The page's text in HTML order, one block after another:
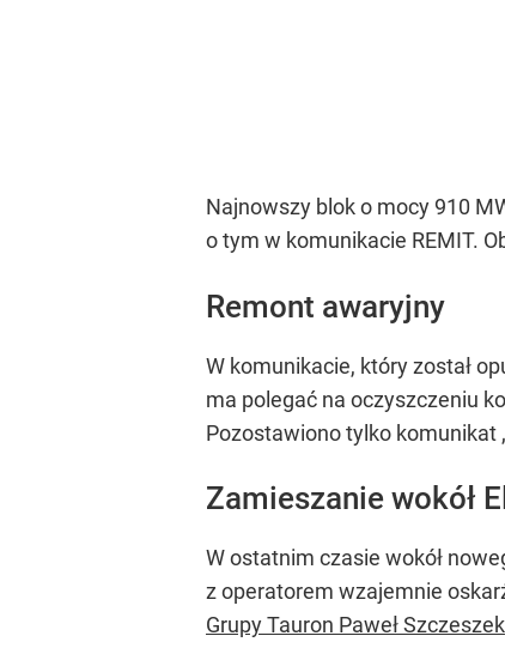
Najnowszy blok o mocy 910
o tym w komunikacie REMIT.
Remont awaryjny
W komunikacie, który został
ma polegać na oczyszczeniu
Pozostawiono tylko komunikat
Zamieszanie wokół
W ostatnim czasie wokół
z operatorem wzajemnie
Grupy Tauron Paweł Szczeszek